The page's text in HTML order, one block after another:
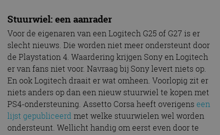
Stuurwiel: een aanrader
Voor de eigenaren van een Logitech G25 of G27 is er
slecht nieuws. Die worden niet meer ondersteunt door
de Playstation 4. Waardering krijgen Sony en Logitech
er van fans niet voor. Navraag bij Sony levert niets op.
En ook Logitech draait er wat omheen. Voorlopig zit er
niets anders op dan een nieuw stuurwiel te kopen met
PS4-ondersteuning. Assetto Corsa heeft overigens een
lijst gepubliceerd met welke stuurwielen wel worden
ondersteunt. Wellicht handig om eerst even door te